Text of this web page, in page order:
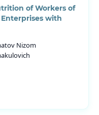
of Workers of
with
Nizom